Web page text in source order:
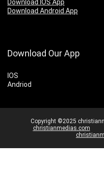
Download IOS App
Download Android App
Download Our App
IOS
Andriod
Copyright ©2025
christianmedias.com